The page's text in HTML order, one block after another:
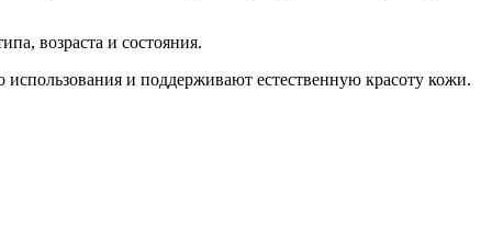
возраста и состояния.
использования и поддерживают естественную красоту кожи.